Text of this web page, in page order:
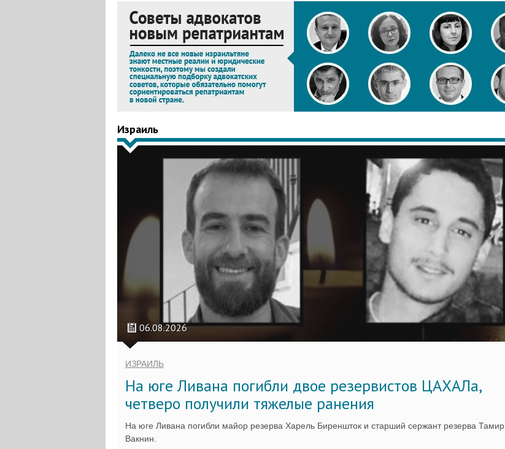
Израиль
06.08.2026
ИЗРАИЛЬ
На юге Ливана погибли двое резервистов ЦАХАЛа,
четверо получили тяжелые ранения
На юге Ливана погибли майор резерва Харель Биреншток и старший сержант резерва Тамир
Вакнин.